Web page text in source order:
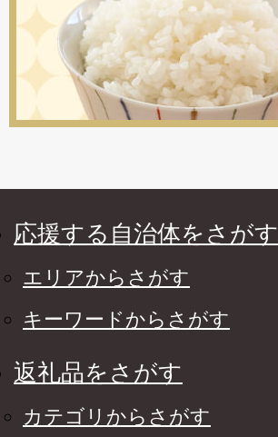
応援する自治体をさがす
エリアからさがす
キーワードからさがす
返礼品をさがす
カテゴリからさがす